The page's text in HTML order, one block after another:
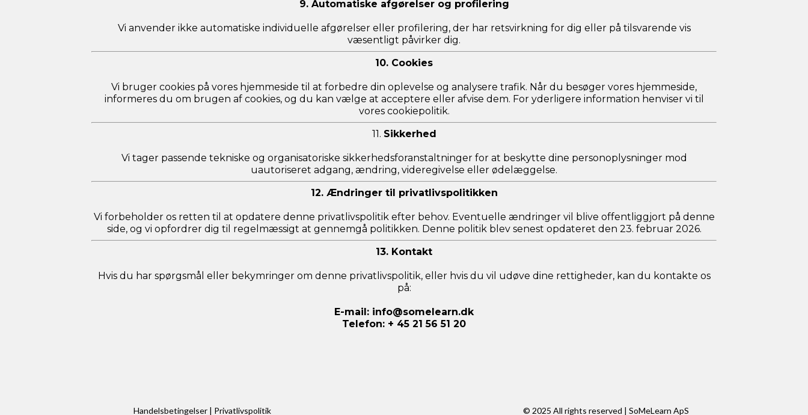
9. Automatiske afgørelser og profilering
Vi anvender ikke automatiske individuelle afgørelser eller profilering, der har retsvirkning for dig eller på tilsvarende vis
væsentligt påvirker dig.
10. Cookies
Vi bruger cookies på vores hjemmeside til at forbedre din oplevelse og analysere trafik. Når du besøger vores hjemmeside,
informeres du om brugen af cookies, og du kan vælge at acceptere eller afvise dem. For yderligere information henviser vi til
vores cookiepolitik.
11. Sikkerhed
Vi tager passende tekniske og organisatoriske sikkerhedsforanstaltninger for at beskytte dine personoplysninger mod
uautoriseret adgang, ændring, videregivelse eller ødelæggelse.
12. Ændringer til privatlivspolitikken
Vi forbeholder os retten til at opdatere denne privatlivspolitik efter behov. Eventuelle ændringer vil blive offentliggjort på denne
side, og vi opfordrer dig til regelmæssigt at gennemgå politikken. Denne politik blev senest opdateret den 23. februar 2026.
13. Kontakt
Hvis du har spørgsmål eller bekymringer om denne privatlivspolitik, eller hvis du vil udøve dine rettigheder, kan du kontakte os
på:
E-mail: info@somelearn.dk
Telefon: + 45 21 56 51 20
Handelsbetingelser| Privatlivspolitik © 2025 All rights reserved | SoMeLearn ApS